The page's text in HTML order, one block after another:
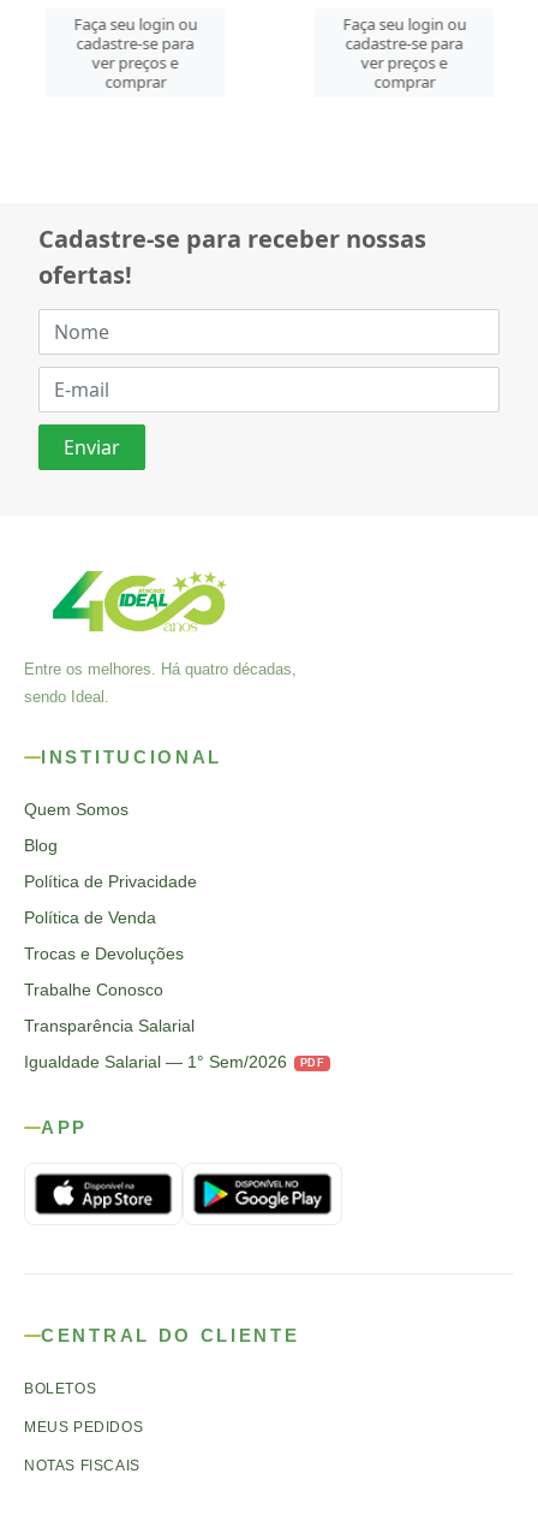
Faça seu login ou
cadastre-se para
ver preços e
comprar
Faça seu login ou
cadastre-se para
ver preços e
comprar
Cadastre-se para receber nossas
ofertas!
Entre os melhores. Há quatro décadas,
sendo Ideal.
INSTITUCIONAL
Quem Somos
Blog
Política de Privacidade
Política de Venda
Trocas e Devoluções
Trabalhe Conosco
Transparência Salarial
Igualdade Salarial — 1° Sem/2026
PDF
APP
CENTRAL DO CLIENTE
BOLETOS
MEUS PEDIDOS
NOTAS FISCAIS